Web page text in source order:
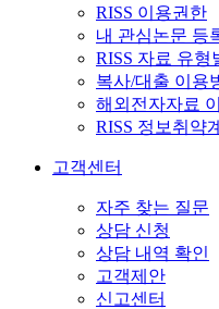
RISS 이용권한
내 관심논문 등
RISS 자료 유형
복사/대출 이용
해외전자자료
RISS 정보취약
고객센터
자주 찾는 질문
상담 신청
상담 내역 확인
고객제안
신고센터